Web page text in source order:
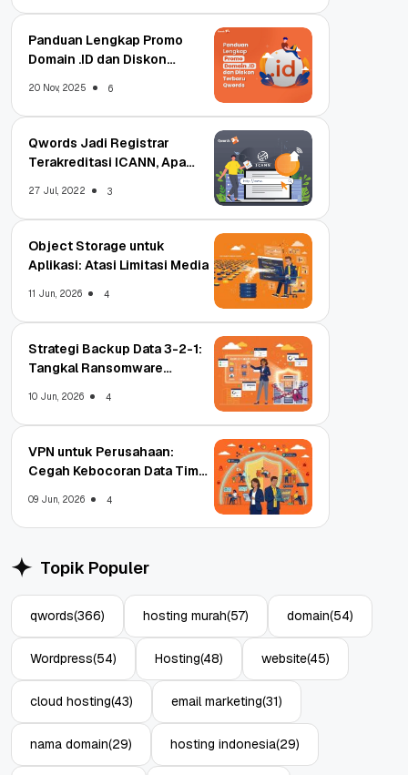
Panduan Lengkap Promo
Domain .ID dan Diskon
20 Nov, 2025 6
Qwords Jadi Registrar
Terakreditasi ICANN, Apa
27 Jul, 2022 3
Object Storage untuk
Aplikasi: Atasi Limitasi Media
11 Jun, 2026 4
Strategi Backup Data 3-2-1:
Tangkal Ransomware
10 Jun, 2026 4
VPN untuk Perusahaan:
Cegah Kebocoran Data Tim
09 Jun, 2026 4
Topik Populer
qwords(366) hosting murah(57) domain(54)
Wordpress(54) Hosting(48) website(45)
cloud hosting(43) email marketing(31)
nama domain(29) hosting indonesia(29)